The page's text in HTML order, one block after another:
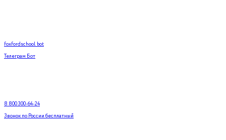
foxfordschool_bot
Телеграм Бот
8 800 300-64-24
Звонок по России бесплатный